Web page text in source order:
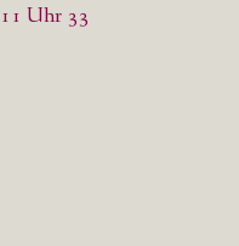
Uhr 33